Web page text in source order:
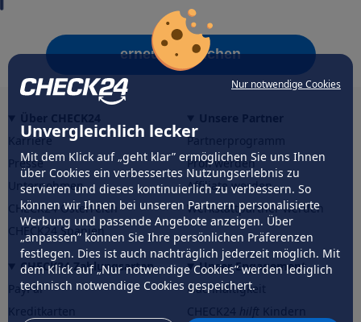
Nur notwendige Cookies
Unvergleichlich lecker
Mit dem Klick auf „geht klar” ermöglichen Sie uns Ihnen
über Cookies ein verbessertes Nutzungserlebnis zu
servieren und dieses kontinuierlich zu verbessern. So
können wir Ihnen bei unseren Partnern personalisierte
Werbung und passende Angebote anzeigen. Über
„anpassen” können Sie Ihre persönlichen Präferenzen
festlegen. Dies ist auch nachträglich jederzeit möglich. Mit
dem Klick auf „Nur notwendige Cookies” werden lediglich
technisch notwendige Cookies gespeichert.
erneut versuchen
Karriere
Presse
Unternehmen
CHECK24 Österreich
CHECK24 Spanien
Partnerprogramm
Profi werden
Affiliate werden
Werkstattpartner werden
CHECK24 Zahlungsarten
PayPal
Unser Engagement
Nachhaltigkeit